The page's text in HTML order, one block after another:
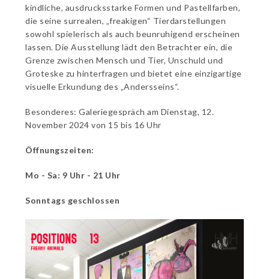
kindliche, ausdrucksstarke Formen und Pastellfarben,
die seine surrealen, „freakigen“ Tierdarstellungen
sowohl spielerisch als auch beunruhigend erscheinen
lassen. Die Ausstellung lädt den Betrachter ein, die
Grenze zwischen Mensch und Tier, Unschuld und
Groteske zu hinterfragen und bietet eine einzigartige
visuelle Erkundung des „Andersseins“.
Besonderes: Galeriegespräch am Dienstag, 12.
November 2024 von 15 bis 16 Uhr
Öffnungszeiten:
Mo - Sa: 9 Uhr - 21 Uhr
Sonntags geschlossen